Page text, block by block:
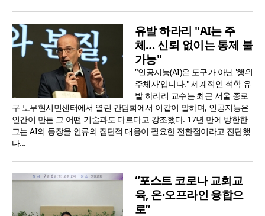
유발 하라리 "AI는 주
체… 신뢰 없이는 통제 불
가능"
"인공지능(AI)은 도구가 아닌 '행위
주체자'입니다." 세계적인 석학 유
발 하라리 교수는 최근 서울 종로
구 노무현시민센터에서 열린 간담회에서 이같이 말하며, 인공지능은
인간이 만든 그 어떤 기술과도 다르다고 강조했다. 17년 만에 방한한
그는 AI의 등장을 인류의 집단적 대응이 필요한 전환점이라고 진단했
다...
“포스트 코로나 교회교
육, 온·오프라인 융합으
로”